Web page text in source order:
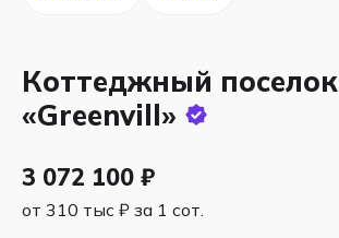
Коттеджный поселок
«Greenvill»
3 072 100 ₽
от 310 тыс ₽ за 1 сот.